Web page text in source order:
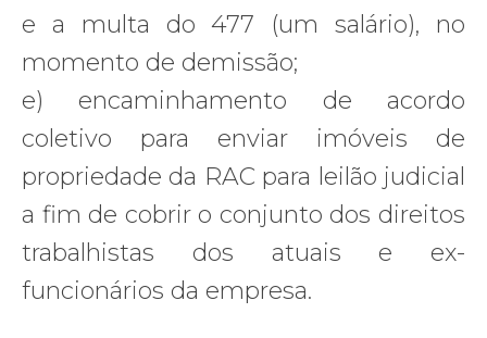
e a multa do 477 (um salário), no
momento de demissão;
e) encaminhamento de acordo
coletivo para enviar imóveis de
propriedade da RAC para leilão judicial
a fim de cobrir o conjunto dos direitos
trabalhistas dos atuais e ex-
funcionários da empresa.